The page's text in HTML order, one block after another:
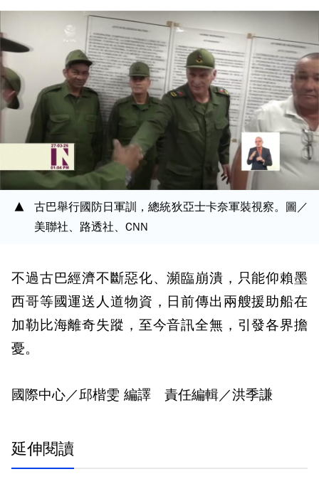
古巴舉行國防日軍訓，總統狄亞士卡奈軍裝視察。圖／
美聯社、路透社、CNN
不過古巴經濟不斷惡化、瀕臨崩潰，只能仰賴墨
西哥等國運送人道物資，日前傳出兩艘援助船在
加勒比海離奇失蹤，至今音訊全無，引發各界擔
憂。
國際中心／邱楷雯 編譯 責任編輯／洪季謙
延伸閱讀